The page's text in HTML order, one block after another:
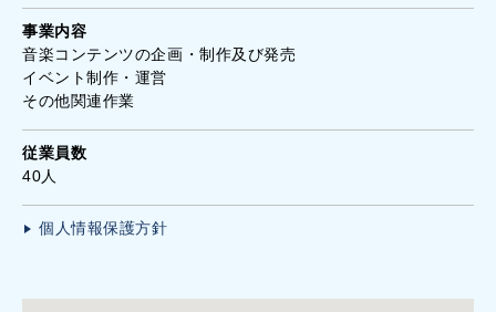
事業内容
音楽コンテンツの企画・制作及び発売
イベント制作・運営
その他関連作業
従業員数
40人
個人情報保護方針